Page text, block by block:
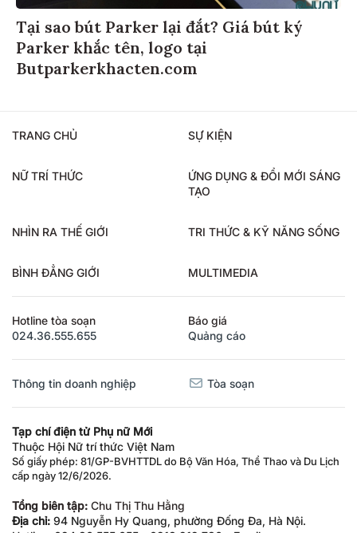
Tại sao bút Parker lại đắt? Giá bút ký
Parker khắc tên, logo tại
Butparkerkhacten.com
TRANG CHỦ SỰ KIỆN
NỮ TRÍ THỨC
ỨNG DỤNG & ĐỔI MỚI SÁNG
TẠO
NHÌN RA THẾ GIỚI TRI THỨC & KỸ NĂNG SỐNG
BÌNH ĐẲNG GIỚI MULTIMEDIA
Hotline tòa soạn
024.36.555.655
Báo giá
Quảng cáo
Thông tin doanh nghiệp Tòa soạn
Tạp chí điện tử Phụ nữ Mới
Thuộc Hội Nữ trí thức Việt Nam
Số giấy phép: 81/GP-BVHTTDL do Bộ Văn Hóa, Thể Thao và Du Lịch
cấp ngày 12/6/2026.
Tổng biên tập: Chu Thị Thu Hằng
Địa chỉ: 94 Nguyễn Hy Quang, phường Đống Đa, Hà Nội.